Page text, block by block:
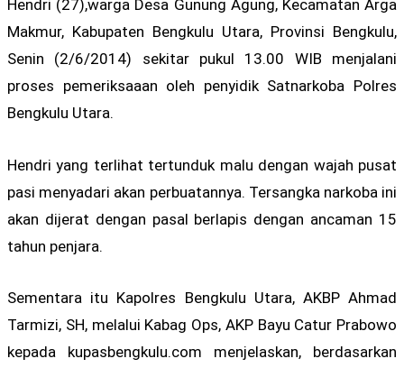
Hendri (27),warga Desa Gunung Agung, Kecamatan Arga
Makmur, Kabupaten Bengkulu Utara, Provinsi Bengkulu,
Senin (2/6/2014) sekitar pukul 13.00 WIB menjalani
proses pemeriksaaan oleh penyidik Satnarkoba Polres
Bengkulu Utara.
Hendri yang terlihat tertunduk malu dengan wajah pusat
pasi menyadari akan perbuatannya. Tersangka narkoba ini
akan dijerat dengan pasal berlapis dengan ancaman 15
tahun penjara.
Sementara itu Kapolres Bengkulu Utara, AKBP Ahmad
Tarmizi, SH, melalui Kabag Ops, AKP Bayu Catur Prabowo
kepada kupasbengkulu.com menjelaskan, berdasarkan